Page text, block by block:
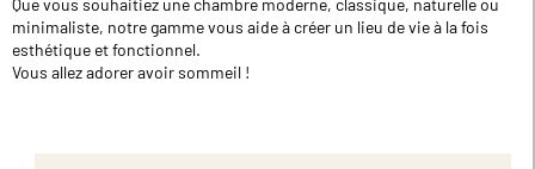
Que vous souhaitiez une chambre moderne, classique, naturelle ou
minimaliste, notre gamme vous aide à créer un lieu de vie à la fois
esthétique et fonctionnel.
Vous allez adorer avoir sommeil !